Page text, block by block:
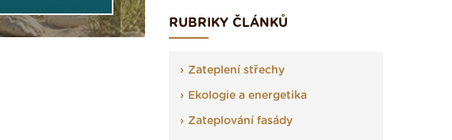
RUBRIKY ČLÁNKŮ
Zateplení střechy
Ekologie a energetika
Zateplování fasády